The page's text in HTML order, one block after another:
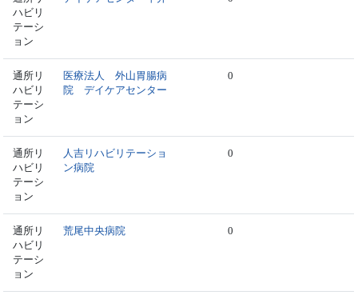
ハビリ
テーシ
ョン
通所リ
ハビリ
テーシ
ョン
医療法人 外山胃腸病
院 デイケアセンター
0
通所リ
ハビリ
テーシ
ョン
人吉リハビリテーショ
ン病院
0
通所リ
ハビリ
テーシ
ョン
荒尾中央病院 0